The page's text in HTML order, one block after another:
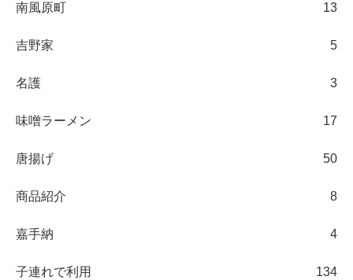
南風原町 13
吉野家 5
名護 3
味噌ラーメン 17
唐揚げ 50
商品紹介 8
嘉手納 4
子連れで利用 134